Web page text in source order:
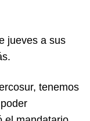
jueves a sus
tenemos